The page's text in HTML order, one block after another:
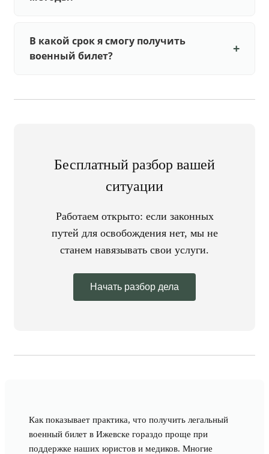
В какой срок я смогу получить
военный билет?
Бесплатный разбор вашей
ситуации
Работаем открыто: если законных
путей для освобождения нет, мы не
станем навязывать свои услуги.
Начать разбор дела
Как показывает практика, что получить легальный
военный билет в Ижевске гораздо проще при
поддержке наших юристов и медиков. Многие